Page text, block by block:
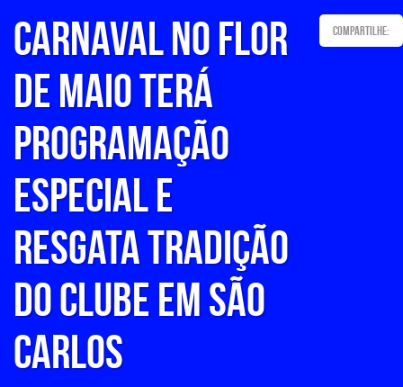
CARNAVAL NO FLOR
DE MAIO TERÁ
PROGRAMAÇÃO
ESPECIAL E
RESGATA TRADIÇÃO
DO CLUBE EM SÃO
CARLOS
Compartilhe: